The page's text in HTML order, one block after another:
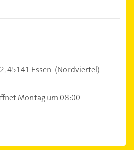
45141 Essen (Nordviertel)
Montag um 08:00